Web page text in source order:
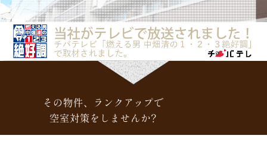
その物件、ランクアップで
空室対策をしませんか？